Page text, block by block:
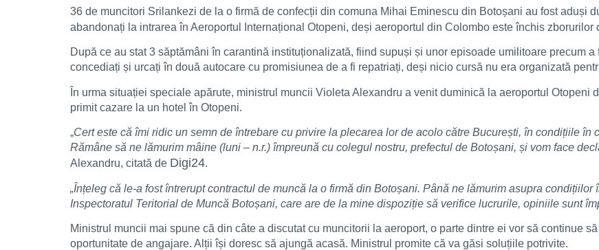
36 de muncitori Srilankezi de la o firmă de confecții din comuna Mihai Eminescu din Botoșani au fost aduși
abandonați la intrarea în Aeroportul Internațional Otopeni, deși aeroportul din Colombo este închis zborurilor
După ce au stat 3 săptămâni în carantină instituționalizată, fiind supuși și unor episoade umilitoare precum
concediați și urcați în două autocare cu promisiunea de a fi repatriați, deși nicio cursă nu era organizată
În urma situației speciale apărute, ministrul muncii Violeta Alexandru a venit duminică la aeroportul Otopeni
primit cazare la un hotel în Otopeni.
„Cert este că îmi ridic un semn de întrebare cu privire la plecarea lor de acolo către București, în condițiile în
Rămâne să ne lămurim mâine (luni – n.r.) împreună cu colegul nostru, prefectul de Botoșani, și vom face
Alexandru, citată de Digi24.
„Înțeleg că le-a fost întrerupt contractul de muncă la o firmă din Botoșani. Până ne lămurim asupra
Inspectoratul Teritorial de Muncă Botoșani, care are de la mine dispoziție să verifice lucrurile, opiniile sunt
Ministrul muncii mai spune că din câte a discutat cu muncitorii la aeroport, o parte dintre ei vor să continue
oportunitate de angajare. Alții își doresc să ajungă acasă. Ministrul promite că va găsi soluțiile potrivite.